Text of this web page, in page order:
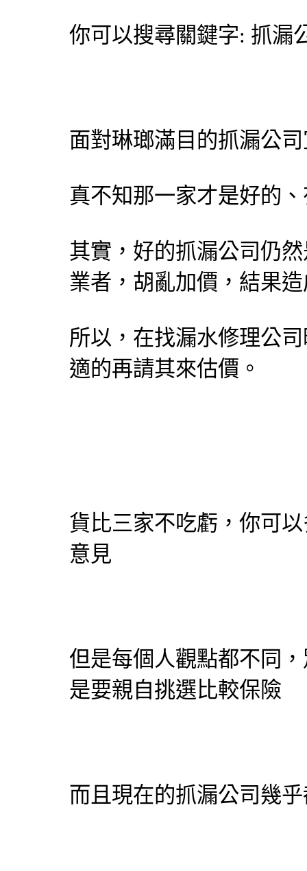
你可以搜尋關鍵字: 抓漏
面對琳瑯滿目的抓漏公
真不知那一家才是好的
其實，好的抓漏公司仍
業者，胡亂加價，結果
所以，在找漏水修理公
適的再請其來估價。
貨比三家不吃虧，你可
意見
但是每個人觀點都不同
是要親自挑選比較保險
而且現在的抓漏公司幾